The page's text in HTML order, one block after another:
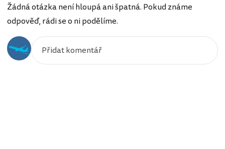
Žádná otázka není hloupá ani špatná. Pokud známe
odpověď, rádi se o ni podělíme.